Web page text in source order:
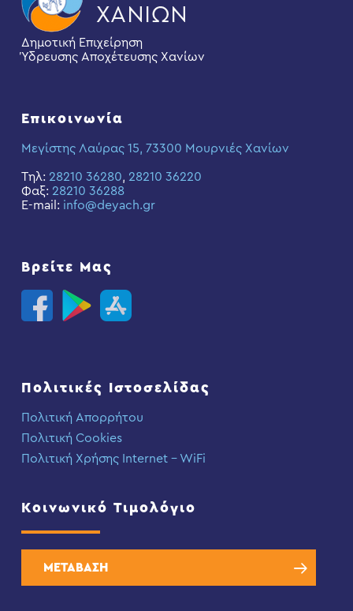
Δημοτική Επιχείρηση
Ύδρευσης Αποχέτευσης Χανίων
Επικοινωνία
Μεγίστης Λαύρας 15, 73300 Μουρνιές Χανίων
Τηλ: 28210 36280, 28210 36220
Φαξ: 28210 36288
E-mail: info@deyach.gr
Βρείτε Μας
Πολιτικές Ιστοσελίδας
Πολιτική Απορρήτου
Πολιτική Cookies
Πολιτική Χρήσης Internet – WiFi
Κοινωνικό Τιμολόγιο
ΜΕΤΑΒΑΣΗ